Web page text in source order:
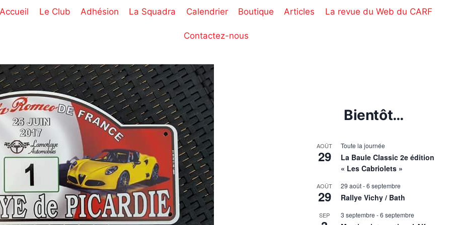
Accueil Le Club Adhésion La Squadra Calendrier Boutique Articles La revue du Web du CARF
Contactez-nous
Bientôt…
AOÛT
29
Toute la journée
La Baule Classic 2e édition
« Les Cabriolets »
AOÛT
29
29 août-6 septembre
Rallye Vichy / Bath
SEP 3 septembre -6 septembre